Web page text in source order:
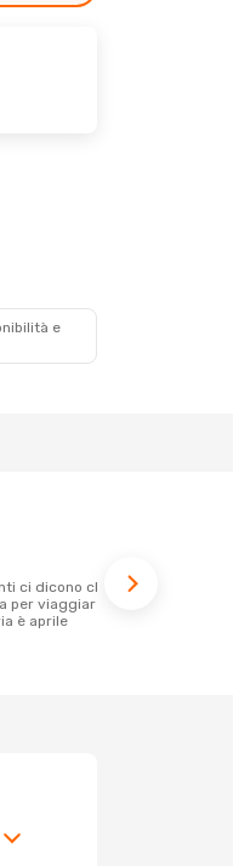
e
per viaggiare da
è aprile